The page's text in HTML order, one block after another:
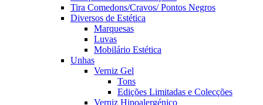
Tira Comedons/Cravos/ Pontos Negros
Diversos de Estética
Marquesas
Luvas
Mobilário Estética
Unhas
Verniz Gel
Tons
Edições Limitadas e Colecções
Verniz Hipoalergénico